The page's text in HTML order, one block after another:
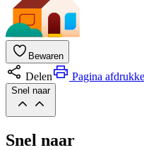
Bewaren
Delen Pagina
Snel naar
Snel naar